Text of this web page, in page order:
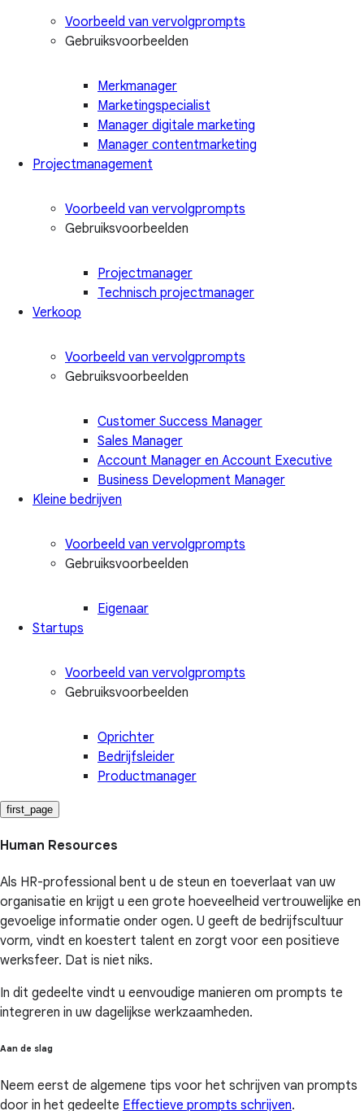
Voorbeeld van vervolgprompts
Gebruiksvoorbeelden
Merkmanager
Marketingspecialist
Manager digitale marketing
Manager contentmarketing
Projectmanagement
Voorbeeld van vervolgprompts
Gebruiksvoorbeelden
Projectmanager
Technisch projectmanager
Verkoop
Voorbeeld van vervolgprompts
Gebruiksvoorbeelden
Customer Success Manager
Sales Manager
Account Manager en Account Executive
Business Development Manager
Kleine bedrijven
Voorbeeld van vervolgprompts
Gebruiksvoorbeelden
Eigenaar
Startups
Voorbeeld van vervolgprompts
Gebruiksvoorbeelden
Oprichter
Bedrijfsleider
Productmanager
first_page
Human Resources
Als HR-professional bent u de steun en toeverlaat van uw
organisatie en krijgt u een grote hoeveelheid vertrouwelijke en
gevoelige informatie onder ogen. U geeft de bedrijfscultuur
vorm, vindt en koestert talent en zorgt voor een positieve
werksfeer. Dat is niet niks.
In dit gedeelte vindt u eenvoudige manieren om prompts te
integreren in uw dagelijkse werkzaamheden.
Aan de slag
Neem eerst de algemene tips voor het schrijven van prompts
door in het gedeelte Effectieve prompts schrijven.